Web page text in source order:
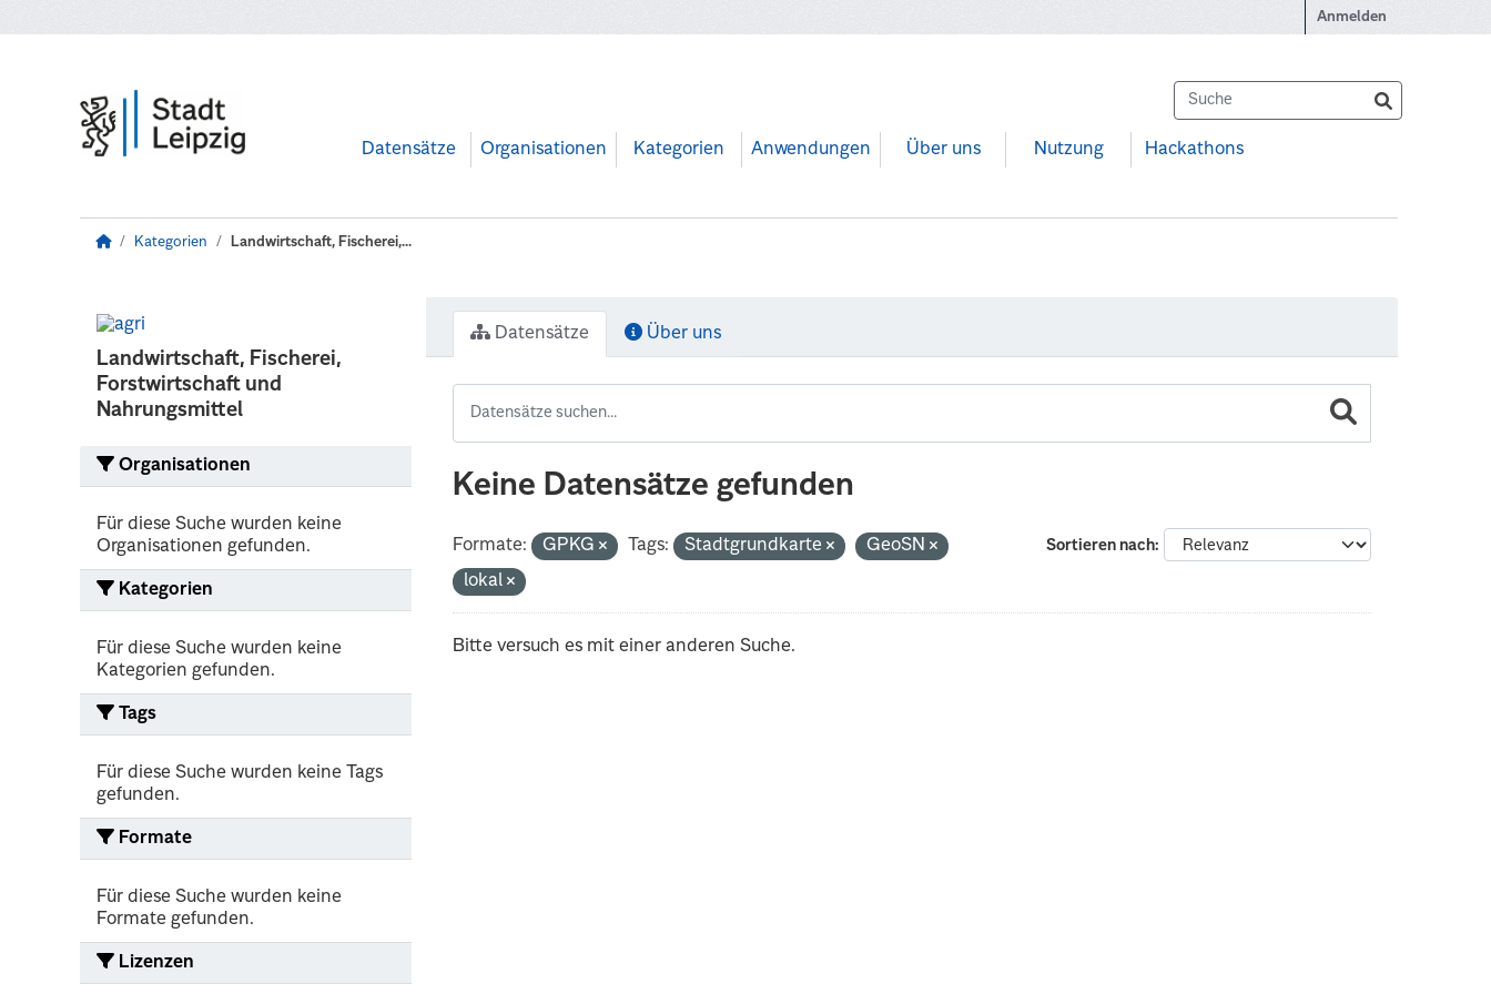
Anmelden
Datensätze Organisationen Kategorien Anwendungen Über uns Nutzung Hackathons
Kategorien Landwirtschaft, Fischerei,...
Landwirtschaft, Fischerei,
Forstwirtschaft und
Nahrungsmittel
Organisationen
Für diese Suche wurden keine
Organisationen gefunden.
Kategorien
Für diese Suche wurden keine
Kategorien gefunden.
Tags
Für diese Suche wurden keine Tags
gefunden.
Formate
Für diese Suche wurden keine
Formate gefunden.
Lizenzen
Datensätze Über uns
Keine Datensätze gefunden
Sortieren nach
Formate: GPKG Tags: Stadtgrundkarte
GeoSN
lokal
Bitte versuch es mit einer anderen Suche.